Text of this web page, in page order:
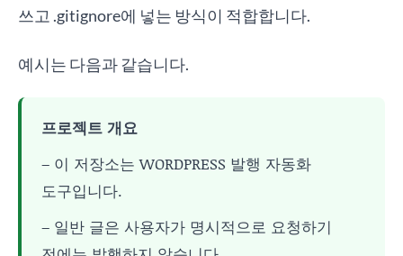
쓰고 .gitignore에 넣는 방식이 적합합니다.
예시는 다음과 같습니다.
프로젝트 개요
– 이 저장소는 WORDPRESS 발행 자동화
도구입니다.
– 일반 글은 사용자가 명시적으로 요청하기